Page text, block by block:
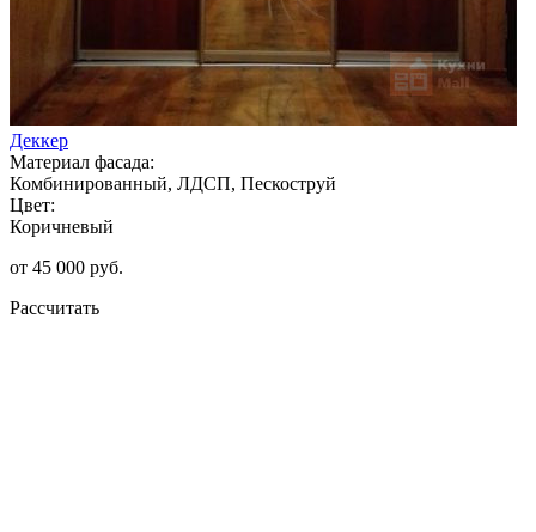
Деккер
Материал фасада:
Комбинированный, ЛДСП, Пескоструй
Цвет:
Коричневый
от 45 000 руб.
Рассчитать